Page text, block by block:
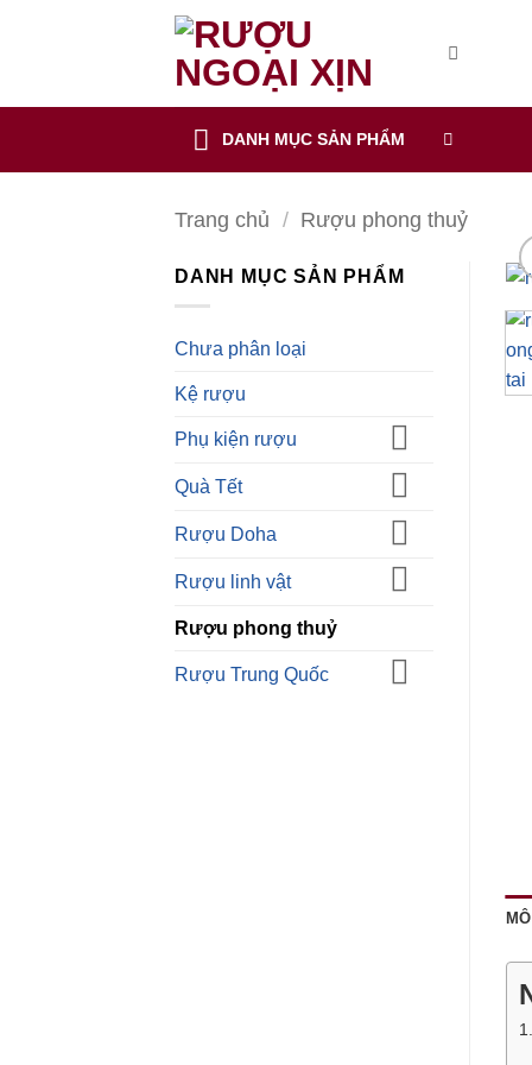
CẢNH BÁO!
Các sản phẩm rượu không dành cho người dưới 18 tuổi và
Bạn có chắc chắn bạn muốn tiếp tục truy cập trang web hay
TÔI DƯỚI 18 TUỔI TÔI ĐÃ TRÊN 18 TUỔI
dung
DANH MỤC SẢN PHẨM
Trang chủ / Rượu phong thuỷ
DANH MỤC SẢN PHẨM
Chưa phân loại
Kệ rượu
Phụ kiện rượu
Quà Tết
Rượu Doha
Rượu linh vật
Rượu phong thuỷ
Rượu Trung Quốc